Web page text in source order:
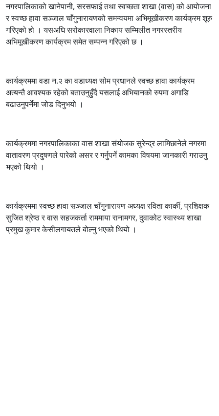
नगरपालिकाको खानेपानी, सरसफाई तथा स्वच्छता शाखा (वास) को आयोजना
र स्वच्छ हावा सञ्जाल चाँगुनारायणको समन्वयमा अभिमूखीकरण कार्यक्रम शूरु
गरिएको हो । यसअघि सरोकारवाला निकाय सम्मिलीत नगरस्तरीय
अभिमूखीकरण कार्यक्रम समेत सम्पन्न गरिएको छ ।
कार्यक्रममा वडा न.२ का वडाध्यक्ष सोम प्रधानले स्वच्छ हावा कार्यक्रम
अत्यन्तै आवश्यक रहेको बताउनुहुँदै यसलाई अभियानको रुपमा अगाडि
बढाउनुपर्नेमा जोड दिनुभयो ।
कार्यक्रममा नगरपालिकाका वास शाखा संयोजक सुरेन्द्र लामिछानेले नगरमा
वातावरण प्रदुषणले पारेको असर र गर्नुपर्ने कामका विषयमा जानकारी गराउनु
भएको थियो ।
कार्यक्रममा स्वच्छ हावा सञ्जाल चाँगुनारायण अध्यक्ष रविता कार्की, प्रशिक्षक
सुजित श्रेष्ठ र वास सहजकर्ता राममाया रानामगर, दुवाकोट स्वास्थ्य शाखा
प्रमुख कुमार केसीलगायतले बोल्नु भएको थियो ।